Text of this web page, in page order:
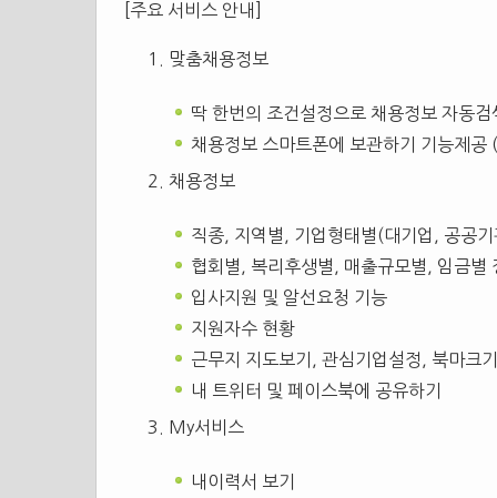
[주요 서비스 안내]
맞춤채용정보
딱 한번의 조건설정으로 채용정보 자동검
채용정보 스마트폰에 보관하기 기능제
채용정보
직종, 지역별, 기업형태별(대기업, 공공
협회별, 복리후생별, 매출규모별, 임금별
입사지원 및 알선요청 기능
지원자수 현황
근무지 지도보기, 관심기업설정, 북마크
내 트위터 및 페이스북에 공유하기
My서비스
내이력서 보기